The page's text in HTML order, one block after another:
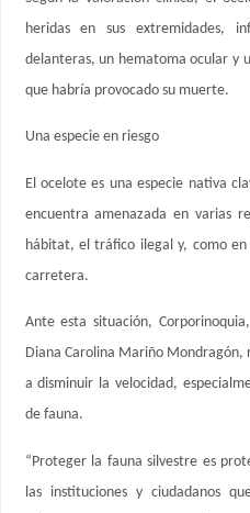
heridas en sus extremidades,
delanteras, un hematoma ocular y
que habría provocado su muerte.
Una especie en riesgo
El ocelote es una especie nativa
encuentra amenazada en varias
hábitat, el tráfico ilegal y, como
carretera.
Ante esta situación,
Diana Carolina Mariño
a disminuir la velocidad,
de fauna.
“Proteger la fauna silvestre es
las instituciones y ciudadanos